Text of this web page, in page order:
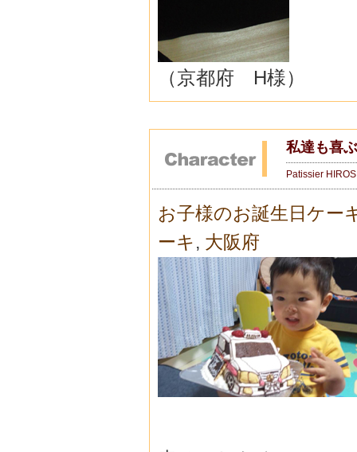
（京都府 H様）
私達も喜
Patissier
お子様のお誕生日ケー
ーキ , 大阪府